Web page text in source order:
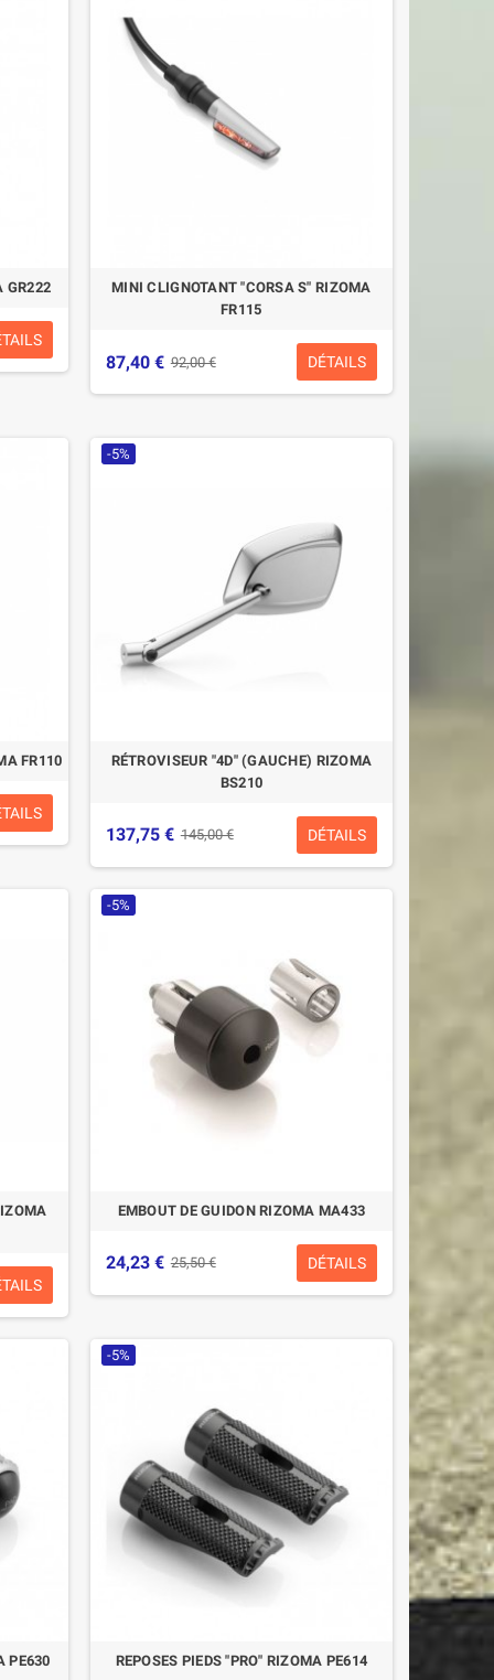
GR222
MINI CLIGNOTANT "CORSA S" RIZOMA
FR115
87,40 € 92,00 € DÉTAILS
FR110
-5%
RÉTROVISEUR "4D" (GAUCHE) RIZOMA
BS210
137,75 € 145,00 € DÉTAILS
-5%
EMBOUT DE GUIDON RIZOMA MA433
24,23 € 25,50 € DÉTAILS
PE630
-5%
REPOSES PIEDS "PRO" RIZOMA PE614